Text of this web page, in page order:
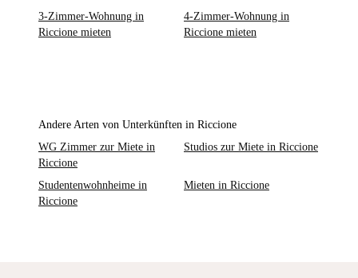
3-Zimmer-Wohnung in
Riccione mieten
4-Zimmer-Wohnung in
Riccione mieten
Andere Arten von Unterkünften in Riccione
WG Zimmer zur Miete in
Riccione
Studios zur Miete in Riccione
Studentenwohnheime in
Riccione
Mieten in Riccione